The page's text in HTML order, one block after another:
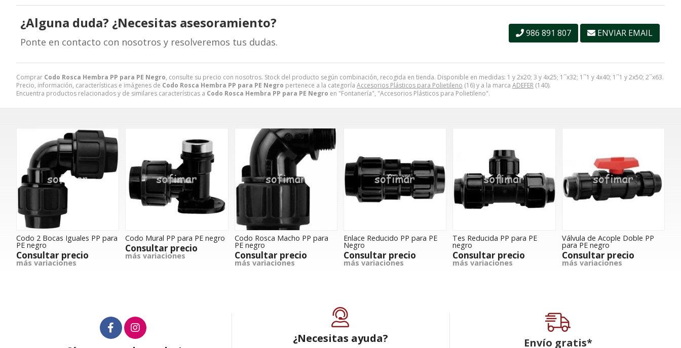
Comprar Codo Rosca Hembra PP para PE Negro, consulte su precio con nosotros. Stock del producto según combinación, recogida en tienda. Disponible en medidas: 1 y 2x20; 3 y 4x25; 1´´x32; 1´´1 y 4x40; 1´´1 y 2x50; 2´´x63.
Precio, información, características e imágenes de Codo Rosca Hembra PP para PE Negro pertenece a la categoría Accesorios Plásticos para Polietileno (16) y a la marca ADEFER (140).
Encuentra productos relacionados y de similares características a Codo Rosca Hembra PP para PE Negro en "Fontanería", "Accesorios Plásticos para Polietileno".
¿Alguna duda? ¿Necesitas asesoramiento?
Ponte en contacto con nosotros y resolveremos tus dudas.
986 891 807 ENVIAR EMAIL
Codo 2 Bocas Iguales PP para
PE negro
Consultar precio
más variaciones
Codo Mural PP para PE negro
Consultar precio
más variaciones
Codo Rosca Macho PP para
PE negro
Consultar precio
más variaciones
Enlace Reducido PP para PE
Negro
Consultar precio
más variaciones
Tes Reducida PP para PE
negro
Consultar precio
más variaciones
Válvula de Acople Doble PP
para PE negro
Consultar precio
más variaciones
¿Necesitas ayuda? Envío gratis*